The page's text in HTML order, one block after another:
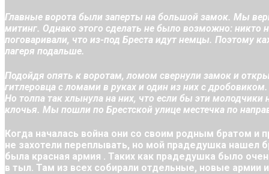
Главные ворота были заперты на большой замок. Мы
митинг. Однако этого сделать не было возможно: никто
поговаривали, что из-под Бреста идут немцы. Поэтому
лагеря подальше.
Подойдя опять к воротам, ломом свернули замок и
гитлеровца с ломами в руках и один из них с
Но толпа так хлынула на них, что если бы эти
клочья. Мы пошли по Брестской улице местечка по
Когда началась война они со своим родным братом и
не захотели переплывать, но мой прадедушка нашел
была красная армия . Таких как прадедушка было
в тыл. Там из всех собирали отдельные, новые армии